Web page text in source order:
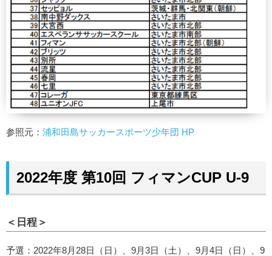
参照元： 浦和田島サッカースポーツ少年団 HP
2022年度 第10回 フィマンCUP U-9
＜日程＞
予選：2022年8月28日（日）、9月3日（土）、9月4日（日）、9